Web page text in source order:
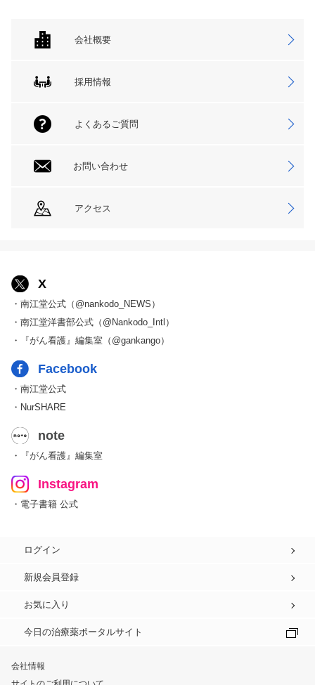
会社概要
採用情報
よくあるご質問
お問い合わせ
アクセス
X
・南江堂公式（@nankodo_NEWS）
・南江堂洋書部公式（@Nankodo_Intl）
・『がん看護』編集室（@gankango）
Facebook
・南江堂公式
・NurSHARE
note
・『がん看護』編集室
Instagram
・電子書籍 公式
ログイン
新規会員登録
お気に入り
今日の治療薬ポータルサイト
会社情報